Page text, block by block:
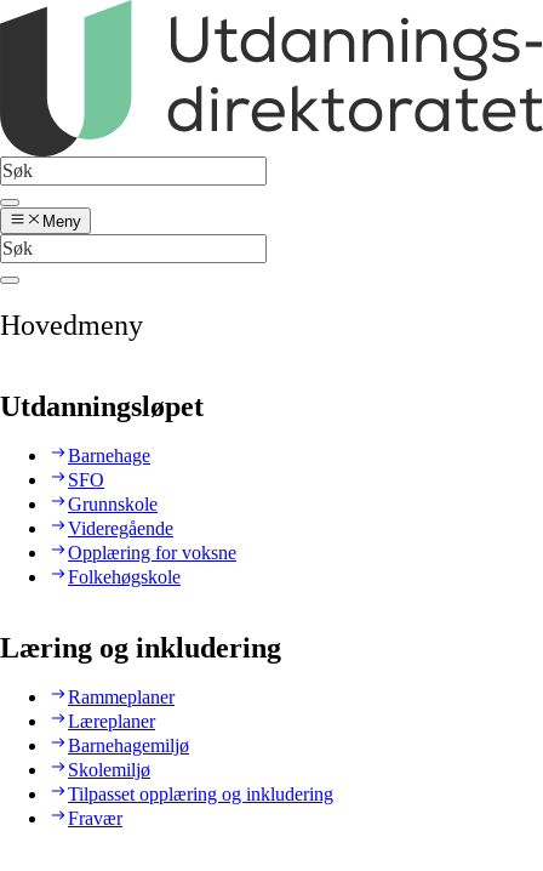
Meny
Hovedmeny
Utdanningsløpet
Barnehage
SFO
Grunnskole
Videregående
Opplæring for voksne
Folkehøgskole
Læring og inkludering
Rammeplaner
Læreplaner
Barnehagemiljø
Skolemiljø
Tilpasset opplæring og inkludering
Fravær